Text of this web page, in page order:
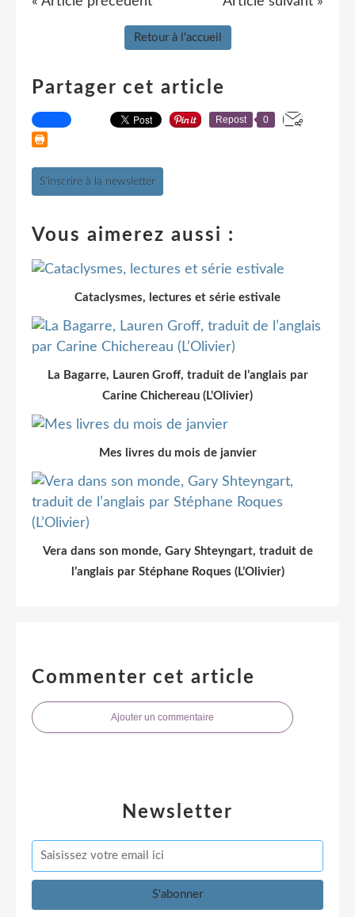
Retour à l'accueil
Partager cet article
Repost 0
S'inscrire à la newsletter
Vous aimerez aussi :
Cataclysmes, lectures et série estivale
La Bagarre, Lauren Groff, traduit de l’anglais par
Carine Chichereau (L’Olivier)
Mes livres du mois de janvier
Vera dans son monde, Gary Shteyngart, traduit de
l’anglais par Stéphane Roques (L’Olivier)
Commenter cet article
Ajouter un commentaire
Newsletter